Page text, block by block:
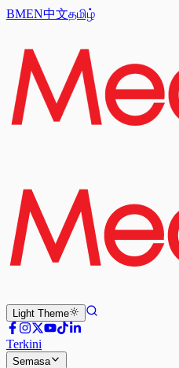
BMEN中文தமிழ்
Light Theme
Terkini
Semasa